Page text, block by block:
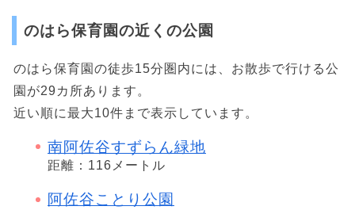
のはら保育園の近くの公園
のはら保育園の徒歩15分圏内には、お散歩で行ける公
園が29カ所あります。
近い順に最大10件まで表示しています。
南阿佐谷すずらん緑地
距離：116メートル
阿佐谷ことり公園